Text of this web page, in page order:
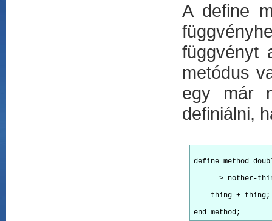
A define
függvényt
metódus
egy már
definiálni,
define method
=> nother-
    thing + thing;